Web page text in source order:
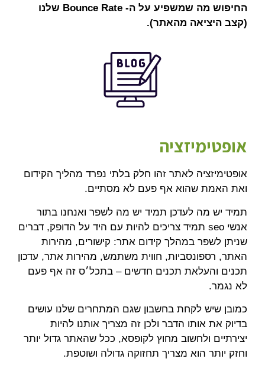
החיפוש מה שמשפיע על ה- Bounce Rate שלנו
(קצב היציאה מהאתר).
אופטימיזציה
אופטימיזציה לאתר זהו חלק בלתי נפרד מהליך הקידום
ואת האמת שהוא אף פעם לא מסתיים.
תמיד יש מה לעדכן תמיד יש מה לשפר ואנחנו בתור
אנשי seo תמיד צריכים להיות עם היד על הדופק, דברים
שניתן לשפר במהלך קידום אתר: קישורים, מהירות
האתר, רספונסביות, חווית משתמש, מהירות אתר, עדכון
תכנים והעלאת תכנים חדשים – בתכל׳ס זה אף פעם
לא נגמר.
כמובן שיש לקחת בחשבון שגם המתחרים שלנו עושים
בדיוק את אותו הדבר ולכן זה מצריך אותנו להיות
יצירתיים ולחשוב מחוץ לקופסא, ככל שהאתר גדול יותר
וחזק יותר הוא מצריך תחזוקה גדולה ושוטפת.